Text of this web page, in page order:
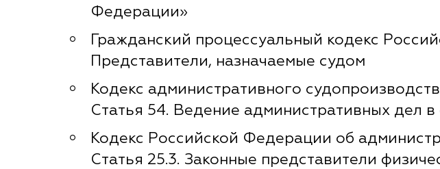
Федерации»
Гражданский процессуальный кодекс
Представители, назначаемые судом
Кодекс административного
Статья 54. Ведение административных дел в
Кодекс Российской Федерации об
Статья 25.3. Законные представители